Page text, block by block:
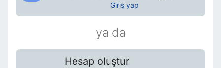
Giriş yap
ya da
Hesap oluştur